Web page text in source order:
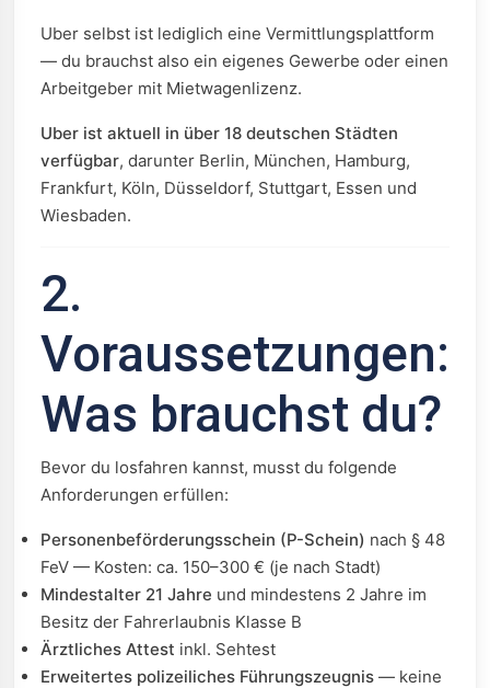
Uber selbst ist lediglich eine Vermittlungsplattform
— du brauchst also ein eigenes Gewerbe oder einen
Arbeitgeber mit Mietwagenlizenz.
Uber ist aktuell in über 18 deutschen Städten
verfügbar, darunter Berlin, München, Hamburg,
Frankfurt, Köln, Düsseldorf, Stuttgart, Essen und
Wiesbaden.
2.
Voraussetzungen:
Was brauchst du?
Bevor du losfahren kannst, musst du folgende
Anforderungen erfüllen:
Personenbeförderungsschein (P-Schein) nach § 48
FeV — Kosten: ca. 150–300 € (je nach Stadt)
Mindestalter 21 Jahre und mindestens 2 Jahre im
Besitz der Fahrerlaubnis Klasse B
Ärztliches Attest inkl. Sehtest
Erweitertes polizeiliches Führungszeugnis — keine